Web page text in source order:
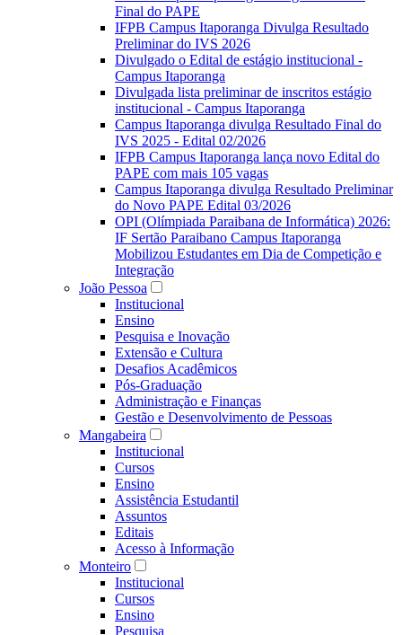
Final do PAPE
IFPB Campus Itaporanga Divulga Resultado
Preliminar do IVS 2026
Divulgado o Edital de estágio institucional -
Campus Itaporanga
Divulgada lista preliminar de inscritos estágio
institucional - Campus Itaporanga
Campus Itaporanga divulga Resultado Final do
IVS 2025 - Edital 02/2026
IFPB Campus Itaporanga lança novo Edital do
PAPE com mais 105 vagas
Campus Itaporanga divulga Resultado Preliminar
do Novo PAPE Edital 03/2026
OPI (Olímpiada Paraibana de Informática) 2026:
IF Sertão Paraibano Campus Itaporanga
Mobilizou Estudantes em Dia de Competição e
Integração
João Pessoa
Institucional
Ensino
Pesquisa e Inovação
Extensão e Cultura
Desafios Acadêmicos
Pós-Graduação
Administração e Finanças
Gestão e Desenvolvimento de Pessoas
Mangabeira
Institucional
Cursos
Ensino
Assistência Estudantil
Assuntos
Editais
Acesso à Informação
Monteiro
Institucional
Cursos
Ensino
Pesquisa